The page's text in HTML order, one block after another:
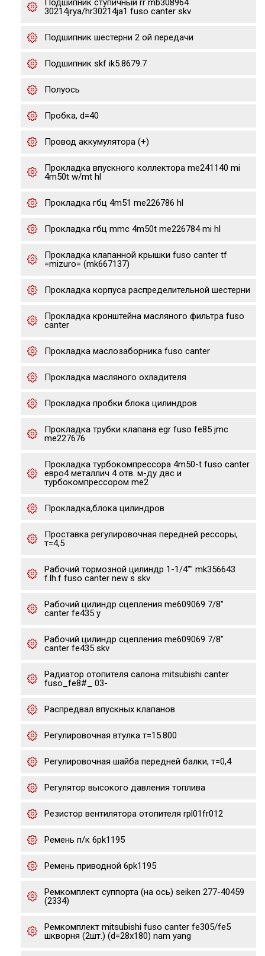
Подшипник ступичный rr mb308964
30214jrya/hr30214ja1 fuso canter skv
Подшипник шестерни 2 ой передачи
Подшипник skf ik5.8679.7
Полуось
Пробка, d=40
Провод аккумулятора (+)
Прокладка впускного коллектора me241140 mi
4m50t w/mt hl
Прокладка гбц 4m51 me226786 hl
Прокладка гбц mmc 4m50t me226784 mi hl
Прокладка клапанной крышки fuso canter tf
=mizuro= (mk667137)
Прокладка корпуса распределительной шестерни
Прокладка кронштейна масляного фильтра fuso
canter
Прокладка маслозаборника fuso canter
Прокладка масляного охладителя
Прокладка пробки блока цилиндров
Прокладка трубки клапана egr fuso fe85 jmc
me227676
Прокладка турбокомпрессора 4m50-t fuso canter
евро4 металлич 4 отв. м-ду двс и
турбокомпрессором me2
Прокладка,блока цилиндров
Проставка регулировочная передней рессоры,
т=4,5
Рабочий тормозной цилиндр 1-1/4"" mk356643
f.lh.f fuso canter new s skv
Рабочий цилиндр сцепления me609069 7/8"
canter fe435 y
Рабочий цилиндр сцепления me609069 7/8"
canter fe435 skv
Радиатор отопителя салона mitsubishi canter
fuso_fe8#_ 03-
Распредвал впускных клапанов
Регулировочная втулка т=15.800
Регулировочная шайба передней балки, т=0,4
Регулятор высокого давления топлива
Резистор вентилятора отопителя rpl01fr012
Ремень п/к 6pk1195
Ремень приводной 6pk1195
Ремкомплект суппорта (на ось) seiken 277-40459
(2334)
Ремкомплект mitsubishi fuso canter fe305/fe5
шкворня (2шт.) (d=28х180) nam yang